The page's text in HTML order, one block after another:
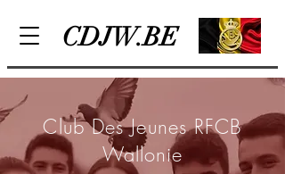
CDJW.BE
Club Des Jeunes RFCB
Wallonie